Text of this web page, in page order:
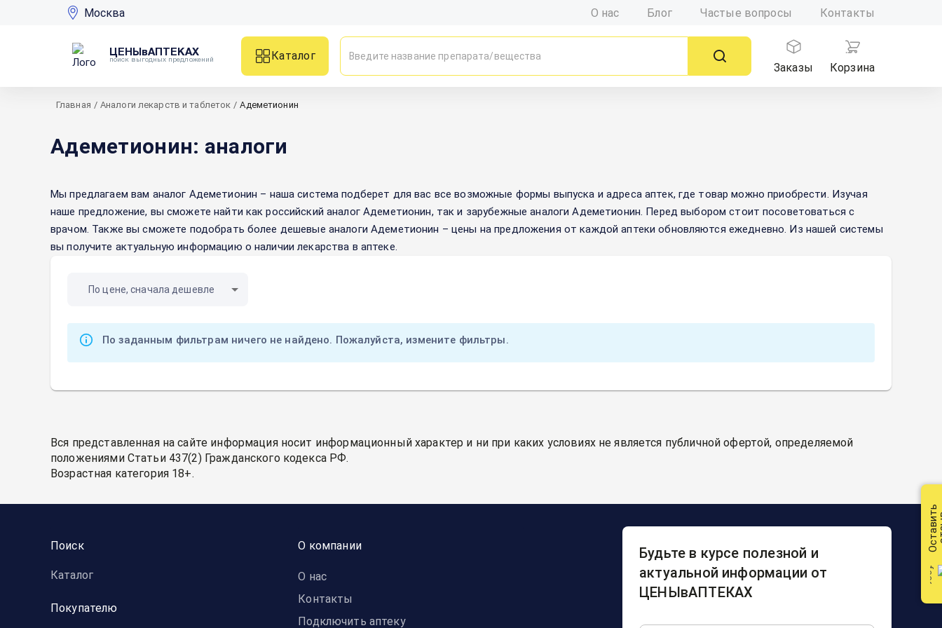
Москва О нас Блог Частые вопросы Контакты
ЦЕНЫвАПТЕКАХ
поиск выгодных предложений
Каталог
Заказы
Корзина
Главная / Аналоги лекарств и таблеток / Адеметионин
Адеметионин: аналоги
Мы предлагаем вам аналог Адеметионин – наша система подберет для вас все возможные формы выпуска и адреса аптек, где товар можно приобрести. Изучая
наше предложение, вы сможете найти как российский аналогАдеметионин, так и зарубежные аналогиАдеметионин. Перед выбором стоит посоветоваться с
врачом. Также вы сможете подобрать более дешевые аналогиАдеметионин – цены на предложения от каждой аптеки обновляются ежедневно. Из нашей системы
вы получите актуальную информацию о наличии лекарства в аптеке.
По цене, сначала дешевле
По заданным фильтрам ничего не найдено. Пожалуйста, измените фильтры.
Вся представленная на сайте информация носит информационный характер и ни при каких условиях не является публичной офертой, определяемой
положениями Статьи 437(2) Гражданского кодекса РФ.
Возрастная категория 18+.
Поиск
Каталог
Покупателю
О компании
О нас
Контакты
Подключить аптеку
Будьте в курсе полезной и
актуальной информации от
ЦЕНЫвАПТЕКАХ
Оставить